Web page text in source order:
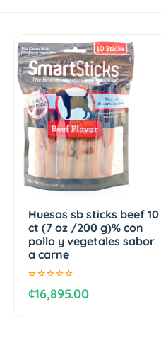
Huesos sb sticks beef 10
ct (7 oz /200 g)% con
pollo y vegetales sabor
a carne
¢16,895.00